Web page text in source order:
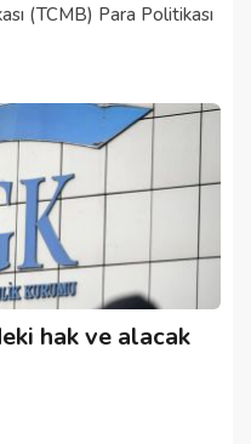
(TCMB) Para Politikası
hak ve alacak